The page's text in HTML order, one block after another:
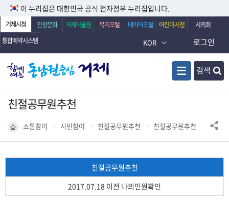
이 누리집은 대한민국 공식 전자정부 누리집입니다.
거제시청 관광문화 거제식물원 복지포털 데이터포털 어린이시청
시의회
통합예약시스템
KOR
검색
로그인
친절공무원추천
소통참여 시민참여 친절공무원추천 친절공무원추천
친절공무원추천
2017.07.18 이전 나의민원확인